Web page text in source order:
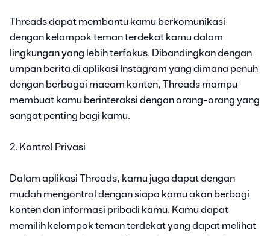
Threads dapat membantu kamu berkomunikasi
dengan kelompok teman terdekat kamu dalam
lingkungan yang lebih terfokus. Dibandingkan dengan
umpan berita di aplikasi Instagram yang dimana penuh
dengan berbagai macam konten, Threads mampu
membuat kamu berinteraksi dengan orang-orang yang
sangat penting bagi kamu.
2. Kontrol Privasi
Dalam aplikasi Threads, kamu juga dapat dengan
mudah mengontrol dengan siapa kamu akan berbagi
konten dan informasi pribadi kamu. Kamu dapat
memilih kelompok teman terdekat yang dapat melihat